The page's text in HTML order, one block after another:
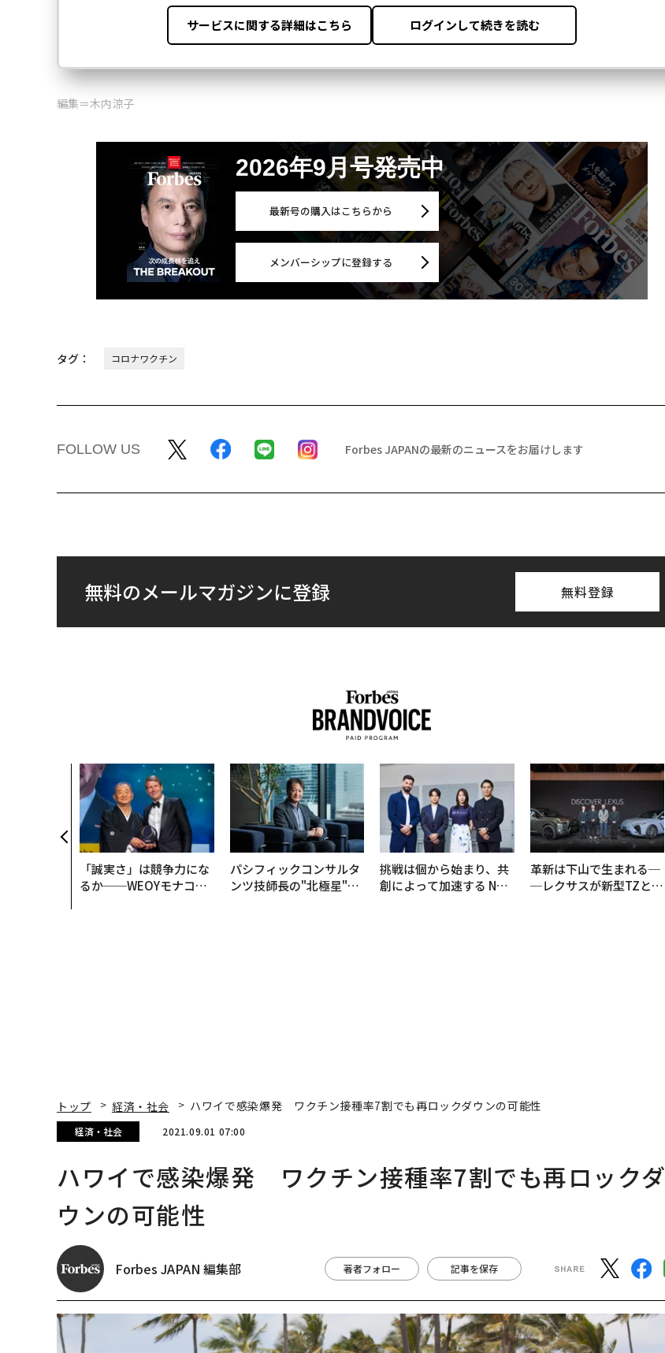
編集＝木内涼子
2026年9月号発売中
最新号の購入はこちらから
メンバーシップに登録する
タグ： コロナワクチン
FOLLOW US Forbes JAPANの最新のニュースをお届けします
無料のメールマガジンに登録 無料登録
「誠実さ」は競争力にな
るか──WEOYモナコで
パシフィックコンサルタ
ンツ技師長の"北極星"。
挑戦は個から始まり、共
創によって加速する NOR
革新は下山で生まれる─
─レクサスが新型TZとE
トップ 経済・社会 ハワイで感染爆発 ワクチン接種率7割でも再ロックダウンの可能性
経済・社会 2021.09.01 07:00
ハワイで感染爆発 ワクチン接種率7割でも再ロックダ
ウンの可能性
Forbes JAPAN 編集部 著者フォロー 記事を保存